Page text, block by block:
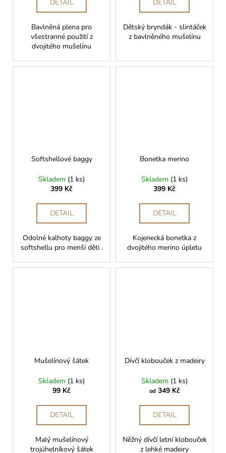
DETAIL
Bavlněná plena pro
všestranné použití z
dvojitého mušelínu
DETAIL
Dětský bryndák - slintáček
z bavlněného mušelínu
Softshellové baggy
Skladem (1 ks)
399 Kč
DETAIL
Odolné kalhoty baggy ze
softshellu pro menší děti .
Bonetka merino
Skladem (1 ks)
399 Kč
DETAIL
Kojenecká bonetka z
dvojitého merino úpletu
Mušelínový šátek
Skladem (1 ks)
99 Kč
DETAIL
Malý mušelínový
trojúhelníkový šátek
Dívčí klobouček z madeiry
Skladem (1 ks)
od 349 Kč
DETAIL
Něžný dívčí letní klobouček
z lehké madeiry